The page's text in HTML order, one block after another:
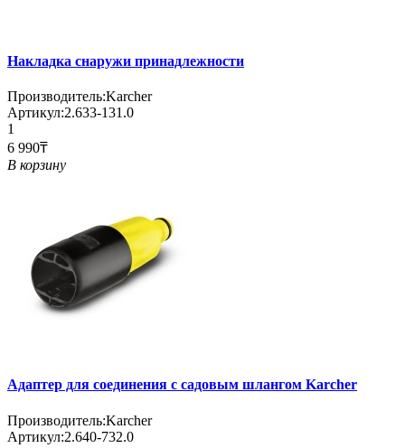
Накладка снаружи принадлежности
Производитель:Karcher
Артикул:2.633-131.0
1
6 990₸
В корзину
Адаптер для соединения с садовым шлангом Karcher
Производитель:Karcher
Артикул:2.640-732.0